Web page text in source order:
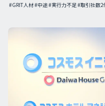
#GRIT人材#中途#実行力不足#取引社数2